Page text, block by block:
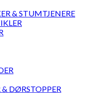
& STUMTJENERE
DØRSTOPPER